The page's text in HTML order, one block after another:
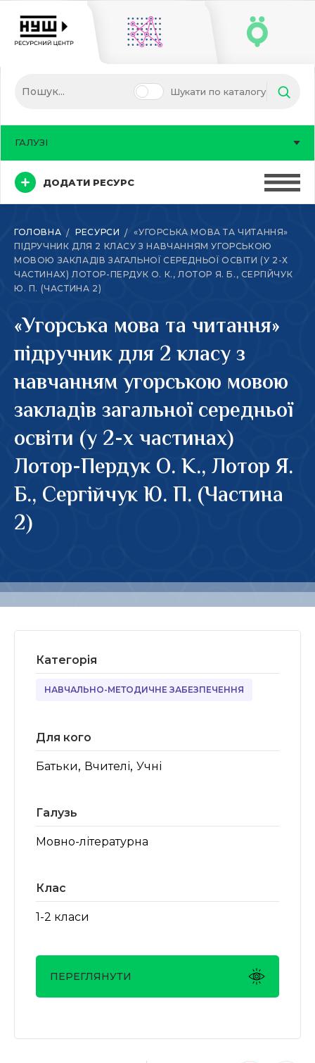
Шукати по каталогу
ДОДАТИ РЕСУРС
ГАЛУЗІ
ГОЛОВНА РЕСУРСИ
«УГОРСЬКА МОВА ТА ЧИТАННЯ»
ПІДРУЧНИК ДЛЯ 2 КЛАСУ З НАВЧАННЯМ УГОРСЬКОЮ
МОВОЮ ЗАКЛАДІВ ЗАГАЛЬНОЇ СЕРЕДНЬОЇ ОСВІТИ (У 2-Х
ЧАСТИНАХ) ЛОТОР-ПЕРДУК О. К., ЛОТОР Я. Б., СЕРГІЙЧУК
Ю. П. (ЧАСТИНА 2)
«Угорська мова та читання»
підручник для 2 класу з
навчанням угорською мовою
закладів загальної середньої
освіти (у 2-х частинах)
Лотор-Пердук О. К., Лотор Я.
Б., Сергійчук Ю. П. (Частина
2)
Категорія
НАВЧАЛЬНО-МЕТОДИЧНЕ ЗАБЕЗПЕЧЕННЯ
Для кого
Батьки, Вчителі, Учні
Галузь
Мовно-літературна
Клас
1-2 класи
ПЕРЕГЛЯНУТИ